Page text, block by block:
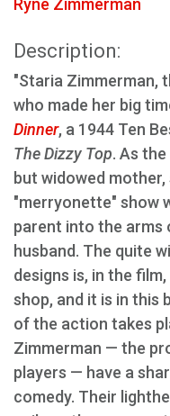
Ryne Zimmerman
Description:
"Staria Zimmerman,
who made her big
Dinner, a 1944 Ten
The Dizzy Top. As
but widowed
"merryonette" show
parent into the arms
husband. The quite
designs is, in the
shop, and it is in
of the action takes
Zimmerman — the
players — have a
comedy. Their